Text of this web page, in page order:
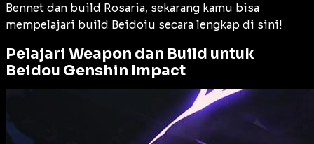
Bennet dan build Rosaria, sekarang kamu bisa
mempelajari build Beidoiu secara lengkap di sini!
Pelajari Weapon dan Build untuk
Beidou Genshin Impact